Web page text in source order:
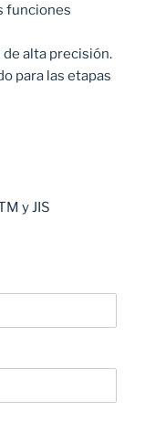
funciones
alta precisión.
para las etapas
y JIS